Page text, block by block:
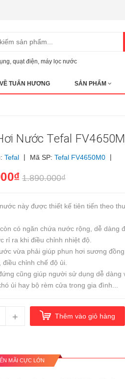
, quạt điện, máy lọc nước
VỀ TUẤN HƯƠNG SẢN PHẨM
Nước Tefal
Tefal | Mã SP: Tefal FV4650M0 |
1.890.000₫
này được thiết kế tiên tiến theo
có ngăn chứa nước rộng, dễ dàng
rỉ ra khi điều chỉnh nhiệt độ.
vừa phải giúp phun hơi sương
chỉnh chế độ ủi.
cũng giúp người sử dụng dễ dàng
ủi hay bộ rèm cửa trong gia đình...
+ Thêm vào giỏ hàng
MÃI CỰC LỚN